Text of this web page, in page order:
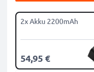
2x Akku 2200mAh
54,95 €